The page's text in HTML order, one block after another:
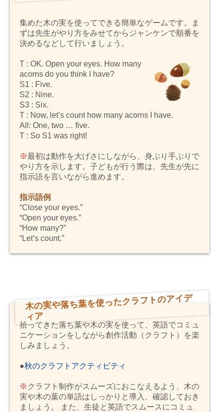
集めた木の実を使ってできる簡単なゲームです。ま
ずは先生がやり方をみせてからジャンケンで順番を
決めるなどして行いましょう。
T : OK. Open your eyes. How many
acorns do you think I have?
S1 : Five.
S2 : Nine.
S3 : Six.
T : Now, let’s count how many acorns I have.
All: One, two … five.
T : So S1 was right!
※最初は動作を大げさにしながら、身ぶり手ぶりで
やり方を示します。子どもが行う際は、先生が先に
指示語を言いながら進めます。
指示語例
“Close your eyes.”
“Open your eyes.”
“How many?”
“Let’s count.”
木の実や落ち葉を使ったクラフトのアイデ
ィア
拾ってきた落ち葉や木の実を使って、英語でコミュ
ニケーションをしながら創作活動（クラフト）を楽
しみましょう。
●秋のクラフトアクティビティ
※ クラフト制作がスムーズにおこなえるよう、木の
実や木の葉の単語はしっかりと導入、確認しておき
ましょう。 また、生徒と英語でスムースにコミュ